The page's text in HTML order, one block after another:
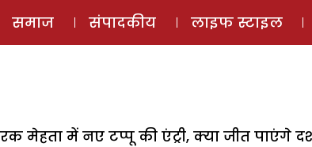
समाज संपादकीय लाइफ स्टाइल
मेहता में नए टप्पू की एंट्री, क्या जीत पाएंगे